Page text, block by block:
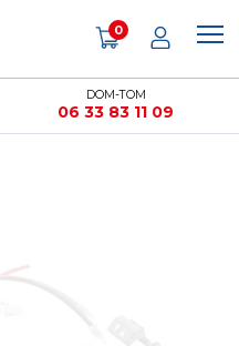
DOM-TOM
06 33 83 11 09
0